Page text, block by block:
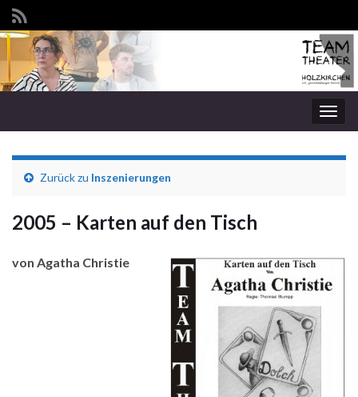
Zurück zu Inszenierungen
2005 – Karten auf den Tisch
von Agatha Christie